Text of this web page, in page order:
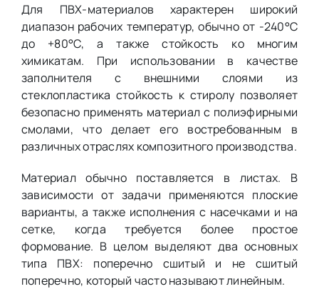
Для ПВХ-материалов характерен широкий
диапазон рабочих температур, обычно от -240°С
до +80°С, а также стойкость ко многим
химикатам. При использовании в качестве
заполнителя с внешними слоями из
стеклопластика стойкость к стиролу позволяет
безопасно применять материал с полиэфирными
смолами, что делает его востребованным в
различных отраслях композитного производства.
Материал обычно поставляется в листах. В
зависимости от задачи применяются плоские
варианты, а также исполнения с насечками и на
сетке, когда требуется более простое
формование. В целом выделяют два основных
типа ПВХ: поперечно сшитый и не сшитый
поперечно, который часто называют линейным.